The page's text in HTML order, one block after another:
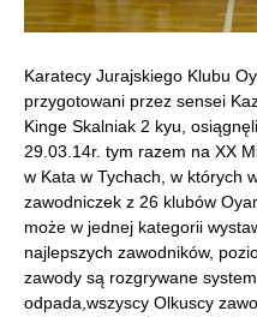
Karatecy Jurajskiego Klubu
przygotowani przez sensei
Kinge Skalniak 2 kyu,
29.03.14r. tym razem na XX
w Kata w Tychach, w których
zawodniczek z 26 klubów
może w jednej kategorii
najlepszych zawodników,
zawody są rozgrywane
odpada,wszyscy Olkuscy